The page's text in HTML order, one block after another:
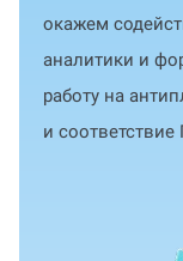
окажем
аналитики и
работу на
и соответствие